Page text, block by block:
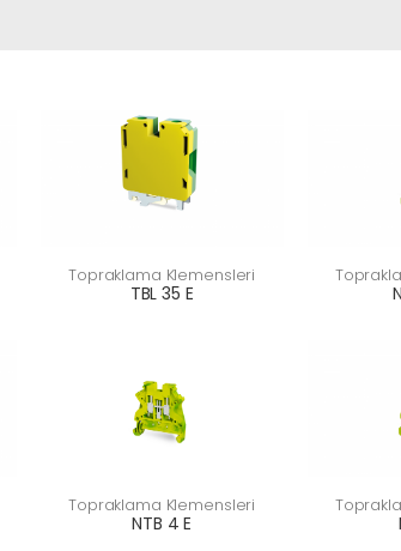
Topraklama Klemensleri
TBL 35 E
Topraklama Klemensleri
NTB 4 E